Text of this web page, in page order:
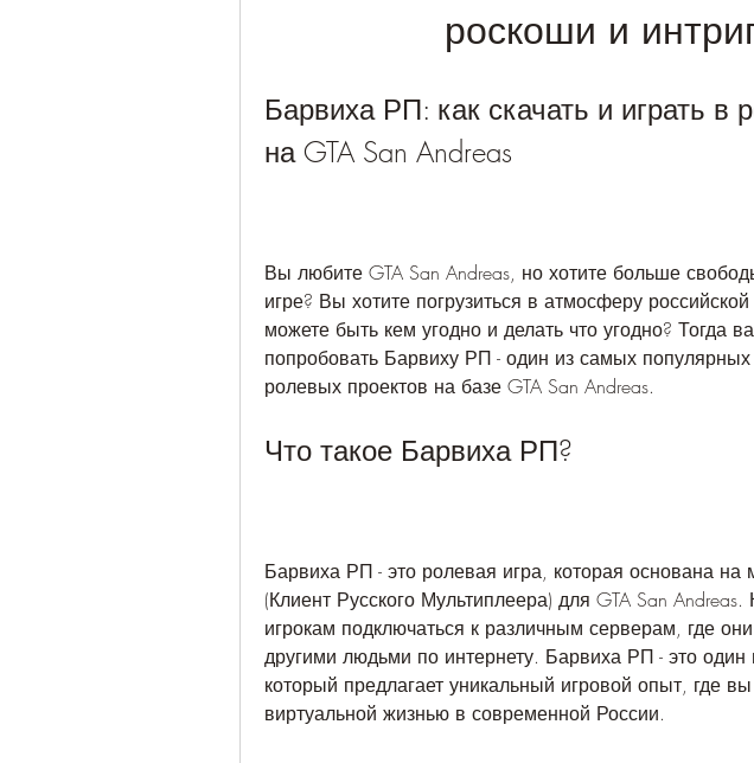
роскоши и
Барвиха РП: как скачать и играть в
на GTA San Andreas
Вы любите GTA San Andreas, но хотите больше
игре? Вы хотите погрузиться в атмосферу
можете быть кем угодно и делать что угодно? Тогда
попробовать Барвиху РП - один из самых
ролевых проектов на базе GTA San Andreas.
Что такое Барвиха РП?
Барвиха РП - это ролевая игра, которая основана
(Клиент Русского Мультиплеера) для GTA San
игрокам подключаться к различным серверам, где они
другими людьми по интернету. Барвиха РП - это один
который предлагает уникальный игровой опыт, где
виртуальной жизнью в современной России.